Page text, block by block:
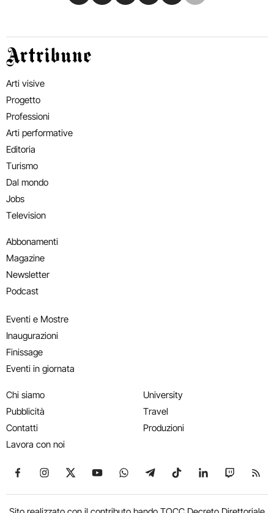
Artribune
Arti visive
Progetto
Professioni
Arti performative
Editoria
Turismo
Dal mondo
Jobs
Television
Abbonamenti
Magazine
Newsletter
Podcast
Eventi e Mostre
Inaugurazioni
Finissage
Eventi in giornata
Chi siamo
Pubblicità
Contatti
Lavora con noi
University
Travel
Produzioni
Seguici su Facebook
Seguici su Instagram
Seguici su X
Seguici su YouTube
Seguici su WhatsApp
Seguici su Telegram
Seguici su TikTok
Seguici su
Seguici